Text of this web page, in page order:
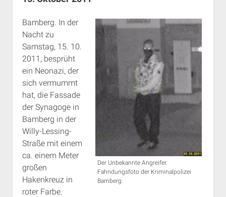
RSS-Feeds, Twitter & Facebook
Bibliothek
Der Unbekannte Angreifer.
Fahndungsfoto der Kriminalpolizei
Bamberg.
Bamberg. In der
Nacht zu
Samstag, 15. 10.
2011, besprüht
ein Neonazi, der
sich vermummt
hat, die Fassade
der Synagoge in
Bamberg in der
Willy-Lessing-
Straße mit einem
ca. einem Meter
großen
Hakenkreuz in
roter Farbe.